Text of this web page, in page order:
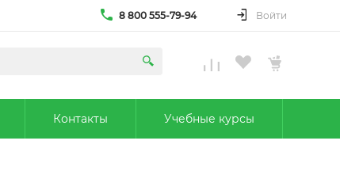
8 800 555-79-94 Войти
Контакты Учебные курсы